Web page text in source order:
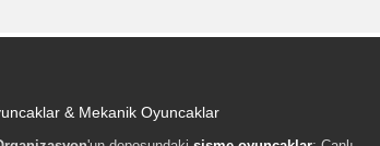
& Mekanik Oyuncaklar